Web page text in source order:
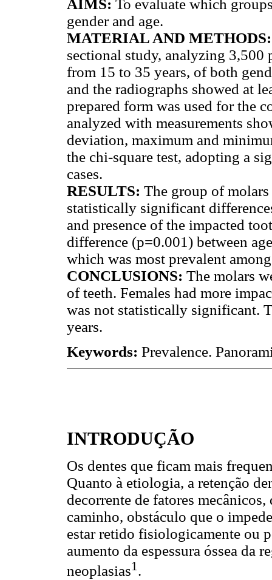
AIMS: To evaluate which
gender and age.
MATERIAL AND METHODS:
sectional study, analyzing 3,500
from 15 to 35 years, of both
and the radiographs showed at
prepared form was used for the
analyzed with measurements
deviation, maximum and
the chi-square test, adopting a
cases.
RESULTS: The group of
statistically significant
and presence of the impacted
difference (p=0.001) between
which was most prevalent
CONCLUSIONS: The molars
of teeth. Females had more
was not statistically significant.
years.
Keywords: Prevalence.
INTRODUÇÃO
Os dentes que ficam mais
Quanto à etiologia, a retenção
decorrente de fatores
caminho, obstáculo que o
estar retido fisiologicamente ou
aumento da espessura óssea da
neoplasias1 .